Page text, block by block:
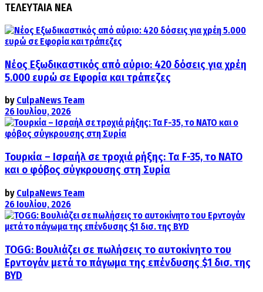
ΤΕΛΕΥΤΑΙΑ ΝΕΑ
Νέος Εξωδικαστικός από αύριο: 420 δόσεις για χρέη
5.000 ευρώ σε Εφορία και τράπεζες
by CulpaNews Team
26 Ιουλίου, 2026
Τουρκία – Ισραήλ σε τροχιά ρήξης: Τα F-35, το ΝΑΤΟ
και ο φόβος σύγκρουσης στη Συρία
by CulpaNews Team
26 Ιουλίου, 2026
TOGG: Βουλιάζει σε πωλήσεις το αυτοκίνητο του
Ερντογάν μετά το πάγωμα της επένδυσης $1 δισ. της
BYD